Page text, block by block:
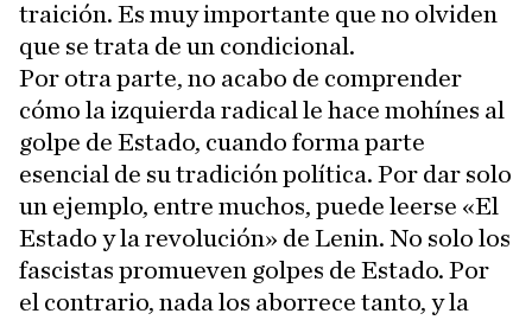
traición. Es muy importante que no olviden
que se trata de un condicional.
Por otra parte, no acabo de comprender
cómo la izquierda radical le hace mohínes al
golpe de Estado, cuando forma parte
esencial de su tradición política. Por dar solo
un ejemplo, entre muchos, puede leerse «El
Estado y la revolución» de Lenin. No solo los
fascistas promueven golpes de Estado. Por
el contrario, nada los aborrece tanto, y la